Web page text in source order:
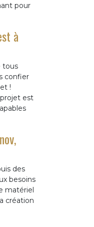
pour
à
tous
confier
!
est
des
besoins
matériel
création